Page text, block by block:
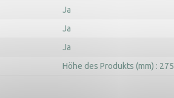
Ja
Ja
Ja
Höhe des Produkts (mm) : 275